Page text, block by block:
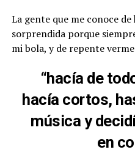
La gente que me conoce
sorprendida porque
mi bola, y de repente
“hacía de
hacía cortos,
música y
en